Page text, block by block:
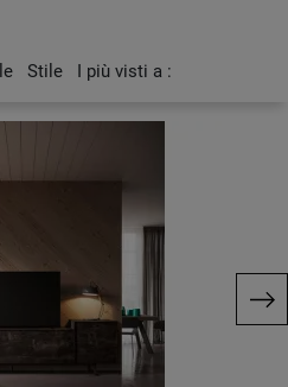
Stile I più visti a :